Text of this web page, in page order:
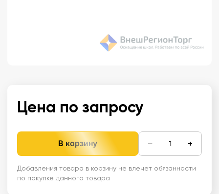
Цена по запросу
В корзину − +
Добавления товара в корзину не влечет обязанности
по покупке данного товара